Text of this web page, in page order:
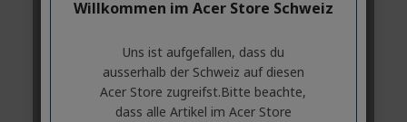
Willkommen im Acer Store Schweiz
Uns ist aufgefallen, dass du
ausserhalb ​der Schweiz auf diesen
Acer Store zugreifst.​Bitte beachte,
dass alle Artikel im Acer Store